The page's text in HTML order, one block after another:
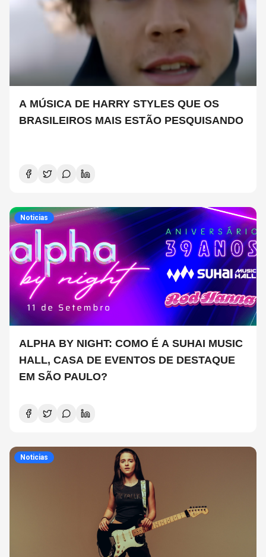
A MÚSICA DE HARRY STYLES QUE OS
BRASILEIROS MAIS ESTÃO PESQUISANDO
Noticias
ALPHA BY NIGHT: COMO É A SUHAI MUSIC
HALL, CASA DE EVENTOS DE DESTAQUE
EM SÃO PAULO?
Noticias